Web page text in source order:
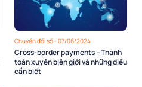
Chuyển đổi số - 07/06/2024
Cross-border payments – Thanh
toán xuyên biên giới và những điều
cần biết